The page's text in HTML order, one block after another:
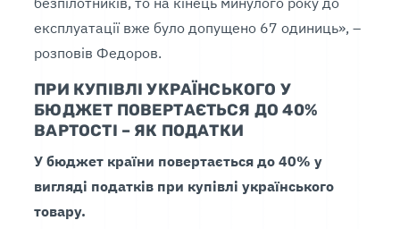
експлуатації вже було допущено 67 одиниць», –
розповів Федоров.
ПРИ КУПІВЛІ УКРАЇНСЬКОГО У
БЮДЖЕТ ПОВЕРТАЄТЬСЯ ДО 40%
ВАРТОСТІ – ЯК ПОДАТКИ
У бюджет країни повертається до 40% у
вигляді податків при купівлі українського
товару.